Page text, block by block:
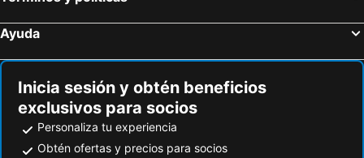
BESTIE - DOYANEN HOTELS
Miyako Hotel Kyoto Hachijo
APA Hotel & Resort Osaka Umeda Eki Tower
Hotel Nikko Osaka
Smart Place Inn Kyoto Shijo Omiya Station
APA Hotel Kyoto Ekihigashi
Hotel Forza Osaka Kitahama
Sotetsu Grand Fresa Osaka-Namba
Ayuda
Inicia sesión y obtén beneficios
exclusivos para socios
Personaliza tu experiencia
Obtén ofertas y precios para socios